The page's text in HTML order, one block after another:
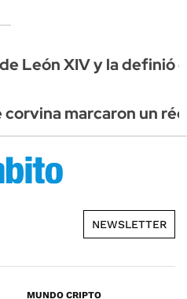
León XIV y la definió
marcaron un
NEWSLETTER
MUNDO CRIPTO